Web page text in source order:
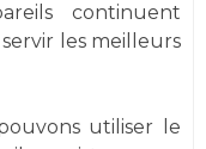
continuent
les meilleurs
utiliser le